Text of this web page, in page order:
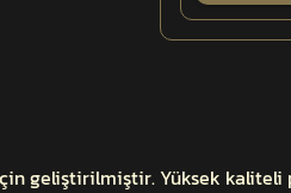
geliştirilmiştir. Yüksek kaliteli